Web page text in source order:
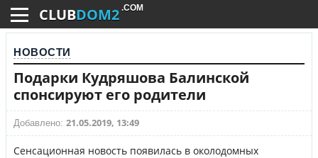
CLUBDOM2 .COM
НОВОСТИ
Подарки Кудряшова Балинской
спонсируют его родители
Добавлено: 21.05.2019, 13:49
Сенсационная новость появилась в околодомных